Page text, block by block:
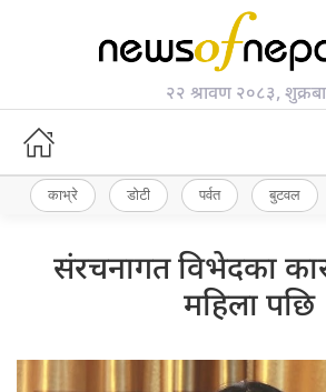
२२ श्रावण २०८३,
काभ्रे डोटी पर्वत बुटवल
संरचनागत विभेदका
महिला पछि